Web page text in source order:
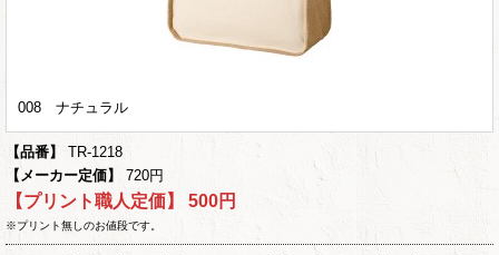
008 ナチュラル
【品番】
TR-1218
【メーカー定価】
720円
【プリント職人定価】 500円
※プリント無しのお値段です。